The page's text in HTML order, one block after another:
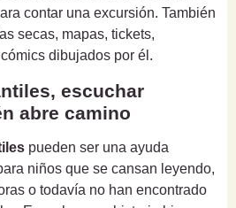
contar una excursión. También
secas, mapas, tickets,
dibujados por él.
escuchar
abre camino
pueden ser una ayuda
niños que se cansan leyendo,
o todavía no han encontrado